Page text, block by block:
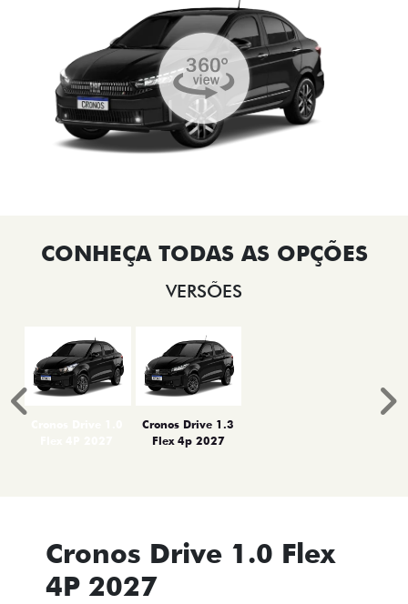
VERSÕES
Cronos Drive 1.3
Flex 4p 2027
Anterior
Cronos Drive 1.0 Flex
4P 2027